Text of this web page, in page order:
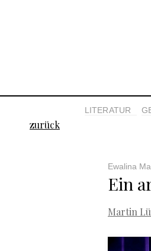
LITERATUR
zurück
Ewalina
Ein
Martin